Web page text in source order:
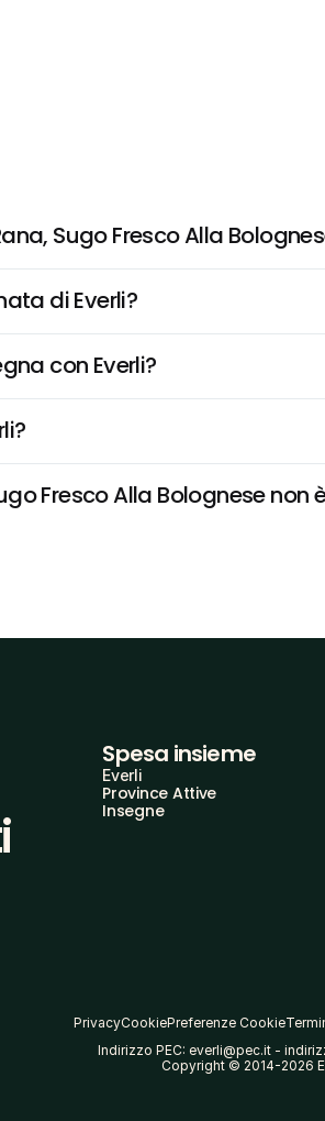
Sugo Fresco Alla
di Everli?
con Everli?
Fresco Alla Bolognese
Spesa insieme
Everli
Province Attive
Insegne
PrivacyCookiePreferenze Cookie
Indirizzo PEC: everli@pec.it -
Copyright © 2014-2026